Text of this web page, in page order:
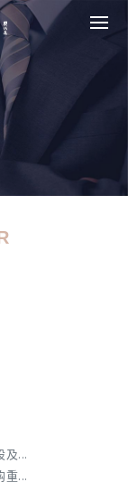
及...
重...